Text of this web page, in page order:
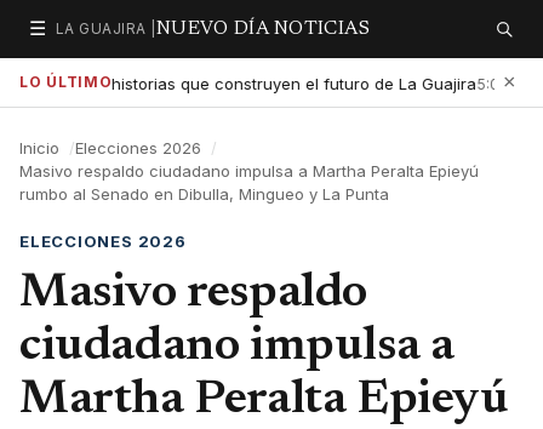
☰
Secciones
LA GUAJIRA | NUEVO DÍA NOTICIAS Buscar
LO ÚLTIMO
las historias que construyen el futuro de La Guajira5:01 PM×
Inicio
Elecciones 2026
Masivo respaldo ciudadano impulsa a Martha Peralta Epieyú
rumbo al Senado en Dibulla, Mingueo y La Punta
ELECCIONES 2026
Masivo respaldo
ciudadano impulsa a
Martha Peralta Epieyú